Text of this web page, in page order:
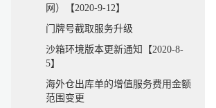
网）【2020-9-12】
门牌号截取服务升级
沙箱环境版本更新通知【2020-8-
5】
海外仓出库单的增值服务费用金额
范围变更